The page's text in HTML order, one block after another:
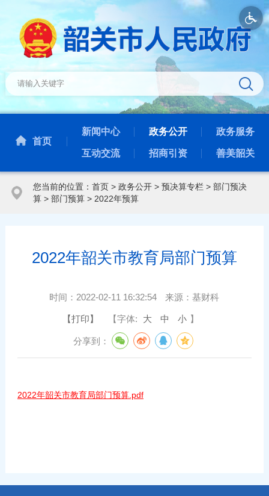
首页
新闻中心 政务公开 政务服务
互动交流 招商引资 善美韶关
您当前的位置： 首页> 政务公开> 预决算专栏> 部门预决
算> 部门预算> 2022年预算
2022年韶关市教育局部门预算
时间： 2022-02-11 16:32:54 来源：基财科
【打印】 【字体: 大 中 小 】
分享到：
2022年韶关市教育局部门预算.pdf